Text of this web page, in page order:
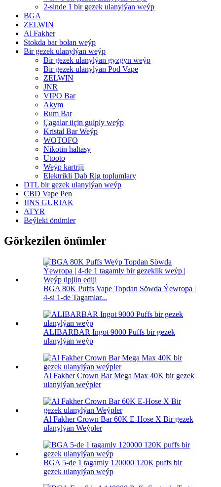
2-sinde 1 bir gezek ulanylýan weýp
BGA
ZELWIN
Al Fakher
Stokda bar bolan weýp
Bir gezek ulanylýan weýp
Bir gezek ulanylýan gyzgyn weýp
Bir gezek ulanylýan Pod Vape
ZELWIN
JNR
VIPO Bar
Akym
Rum Bar
Çagalar üçin gulply weýp
Kristal Bar Weýp
WOTOFO
Nikotin haltasy
Utooto
Weýp kartriji
Elektrikli Dab Rig toplumlary
DTL bir gezek ulanylýan weýp
CBD Vape Pen
JINS GURJAK
ATYR
Beýleki önümler
Görkezilen önümler
BGA 80K Puffs Vape Topdan Söwda Ýewropa |
4-si 1-de Tagamlar...
ALIBARBAR Ingot 9000 Puffs bir gezek
ulanylýan weýp
Al Fakher Crown Bar Mega Max 40K bir gezek
ulanylýan weýpler
Al Fakher Crown Bar 60K E-Hose X Bir gezek
ulanylýan Weýpler
BGA 5-de 1 tagamly 120000 120K puffs bir
gezek ulanylýan weýp